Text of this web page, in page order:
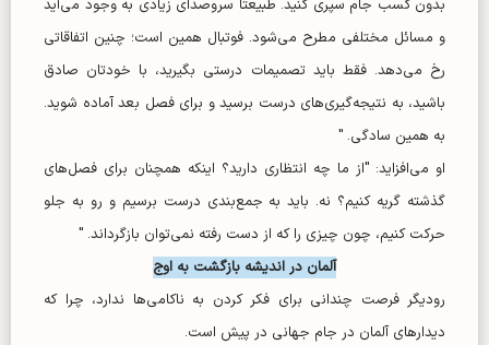
بدون کسب جام سپری کنید. طبیعتا سروصدای زیادی به وجود می‌آید
و مسائل مختلفی مطرح می‌شود. فوتبال همین است؛ چنین اتفاقاتی
رخ می‌دهد. فقط باید تصمیمات درستی بگیرید، با خودتان صادق
باشید، به نتیجه‌گیری‌های درست برسید و برای فصل بعد آماده شوید.
به همین سادگی. "
او می‌افزاید: "از ما چه انتظاری دارید؟ اینکه همچنان برای فصل‌های
گذشته گریه کنیم؟ نه. باید به جمع‌بندی درست برسیم و رو به جلو
حرکت کنیم، چون چیزی را که از دست رفته نمی‌توان بازگرداند. "
آلمان در اندیشه بازگشت به اوج
رودیگر فرصت چندانی برای فکر کردن به ناکامی‌ها ندارد، چرا که
دیدار‌های آلمان در جام جهانی در پیش است.